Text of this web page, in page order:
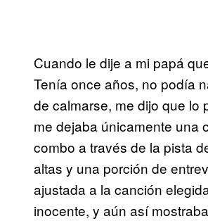
Cuando le dije a mi papá
Tenía once años, no podía
de calmarse, me dijo que lo
me dejaba únicamente una
combo a través de la pista
altas y una porción de
ajustada a la canción
inocente, y aún así